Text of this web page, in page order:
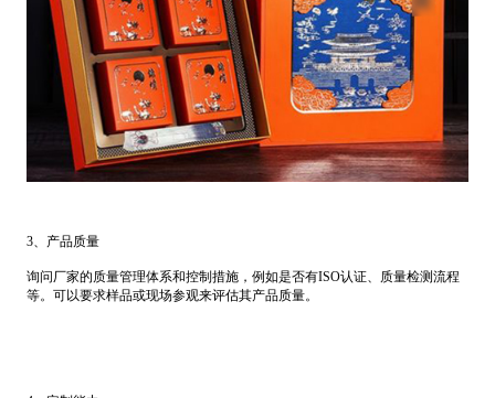
3、产品质量
询问厂家的质量管理体系和控制措施，例如是否有ISO认证、质量检测流程
等。可以要求样品或现场参观来评估其产品质量。